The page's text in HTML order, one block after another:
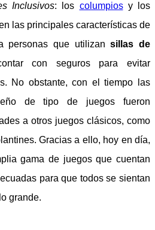
Inclusivos: los columpiosy los
las principales características de
personas que utilizansillas de
con seguros para evitar
No obstante, con el tiempo las
de tipo de juegos fueron
a otros juegos clásicos, como
. Gracias a ello, hoy en día,
gama de juegos que cuentan
para que todos se sientan
grande.